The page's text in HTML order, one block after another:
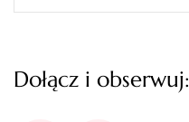
Dołącz i obserwuj: